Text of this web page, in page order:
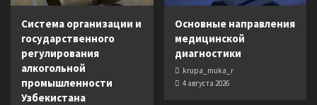
Система организации и
государственного
регулирования
алкогольной
промышленности
Узбекистана
Основные направления
медицинской
диагностики
krupa_muka_r
4 августа 2026